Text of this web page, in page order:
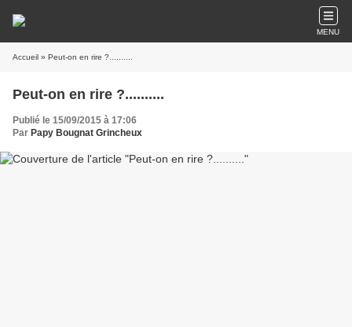
MENU
Accueil » Peut-on en rire ?..........
Peut-on en rire ?..........
Publié le 15/09/2015 à 17:06
Par Papy Bougnat Grincheux